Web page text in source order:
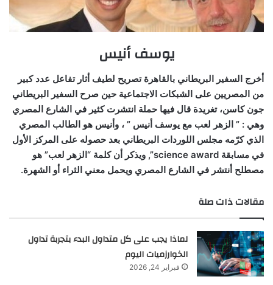
يوسف أنيس
أخرج السفير البريطاني بالقاهرة تصريح لطيف أثار تفاعل عدد كبير
من المصريين على الشبكات الاجتماعية حين صرح السفير البريطاني
جون كاسن، تغريدة قال فيها حملة انتشرت كثير في الشارع المصري
وهي : ” الزهر لعب مع يوسف أنيس ” ، وأنيس هو الطالب المصري
الذي كرّمه مجلس اللوردات البريطاني بعد حصوله على المركز الأول
في مسابقة science award”, ويذكر أن كلمة “الزهر لعب” هو
مصطلح أنتشر في الشارع المصري ويحمل معني الثراء أو الشهرة.
مقالات ذات صلة
لماذا يجب على كل متداول البدء بتجربة تداول
الخوارزميات اليوم
فبراير 24, 2026